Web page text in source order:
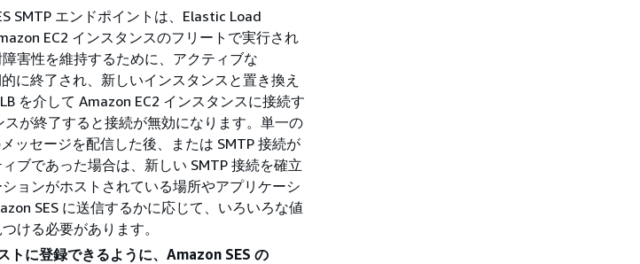
SMTP エンドポイントは、Elastic Load
EC2 インスタンスのフリートで実行され
害性を維持するために、アクティブな
に終了され、新しいインスタンスと置き換え
を介して Amazon EC2 インスタンスに接続す
スが終了すると接続が無効になります。単一の
ッセージを配信した後、または SMTP 接続が
ブであった場合は、新しい SMTP 接続を確立
ョンがホストされている場所やアプリケーシ
SES に送信するかに応じて、いろいろな値
ける必要があります。
トに登録できるように、Amazon SES の